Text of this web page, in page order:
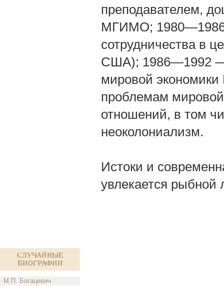
Случайные
биографии
М.П. Богацевич
преподавателем,
МГИМО; 1980—1986
сотрудничества в
США); 1986—1992 —
мировой
проблемам
отношений, в том
неоколониализм.
Истоки и
увлекается рыбной